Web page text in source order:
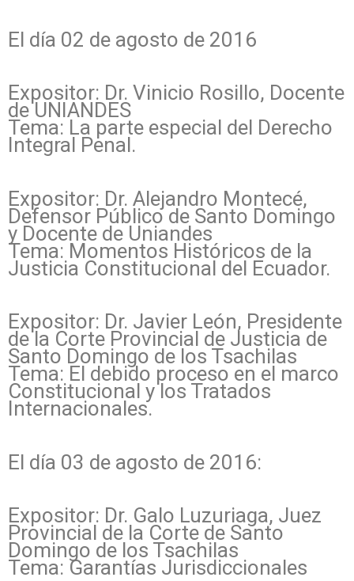
El día 02 de agosto de 2016
Expositor: Dr. Vinicio Rosillo, Docente
de UNIANDES
Tema: La parte especial del Derecho
Integral Penal.
Expositor: Dr. Alejandro Montecé,
Defensor Público de Santo Domingo
y Docente de Uniandes
Tema: Momentos Históricos de la
Justicia Constitucional del Ecuador.
Expositor: Dr. Javier León, Presidente
de la Corte Provincial de Justicia de
Santo Domingo de los Tsachilas
Tema: El debido proceso en el marco
Constitucional y los Tratados
Internacionales.
El día 03 de agosto de 2016:
Expositor: Dr. Galo Luzuriaga, Juez
Provincial de la Corte de Santo
Domingo de los Tsachilas
Tema: Garantías Jurisdiccionales